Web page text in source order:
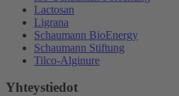
Lactosan
Ligrana
Schaumann BioEnergy
Schaumann Stiftung
Tilco-Alginure
Yhteystiedot